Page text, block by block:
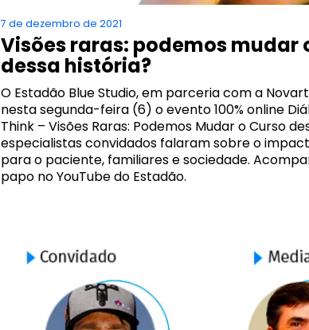
7 de dezembro de 2021
Visões raras: podemos mudar
dessa história?
O Estadão Blue Studio, em parceria com a
nesta segunda-feira (6) o evento 100% online
Think – Visões Raras: Podemos Mudar o Curso
especialistas convidados falaram sobre o
para o paciente, familiares e sociedade.
papo no YouTube do Estadão.